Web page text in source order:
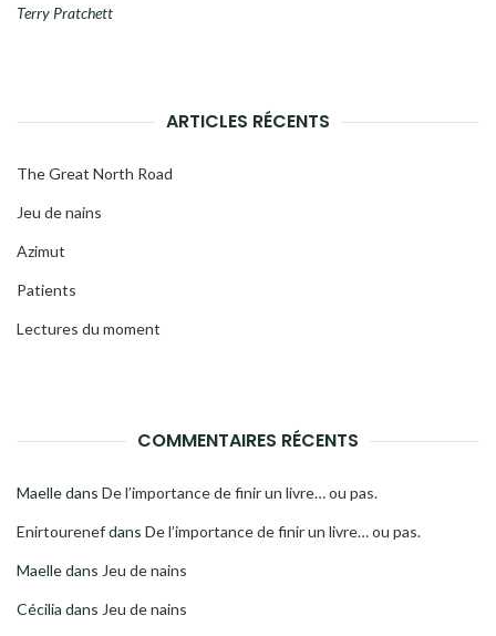
Terry Pratchett
ARTICLES RÉCENTS
The Great North Road
Jeu de nains
Azimut
Patients
Lectures du moment
COMMENTAIRES RÉCENTS
Maelledans De l’importance de finir un livre… ou pas.
Enirtourenefdans De l’importance de finir un livre… ou pas.
Maelledans Jeu de nains
Cécilia dans Jeu de nains